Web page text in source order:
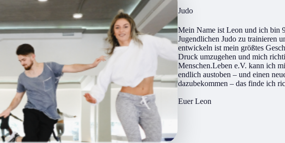
Judo
Mein Name ist Leon und ich bin
Jugendlichen Judo zu trainieren
entwickeln ist mein größtes
Druck umzugehen und mich
Menschen.Leben e.V. kann ich
endlich austoben – und einen
dazubekommen – das finde ich
Euer Leon